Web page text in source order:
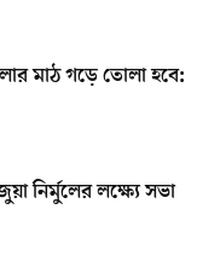
মাঠ গড়ে তোলা হবে:
নির্মুলের লক্ষ্যে সভা